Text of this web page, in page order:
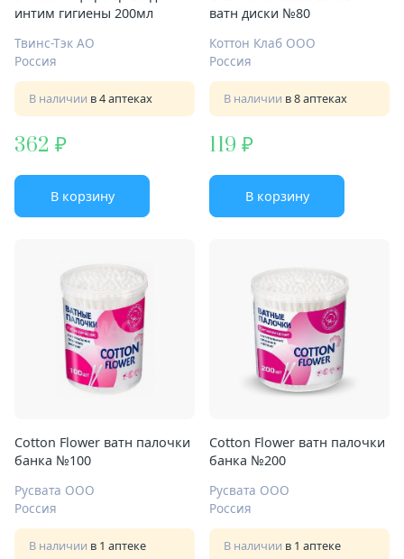
интим гигиены 200мл
Твинс-Тэк АО
Россия
В наличии в 4 аптеках
362
В корзину
ватн диски №80
Коттон Клаб ООО
Россия
В наличии в 8 аптеках
119
В корзину
Cotton Flower ватн палочки
банка №100
Русвата ООО
Россия
В наличии в 1 аптеке
Cotton Flower ватн палочки
банка №200
Русвата ООО
Россия
В наличии в 1 аптеке